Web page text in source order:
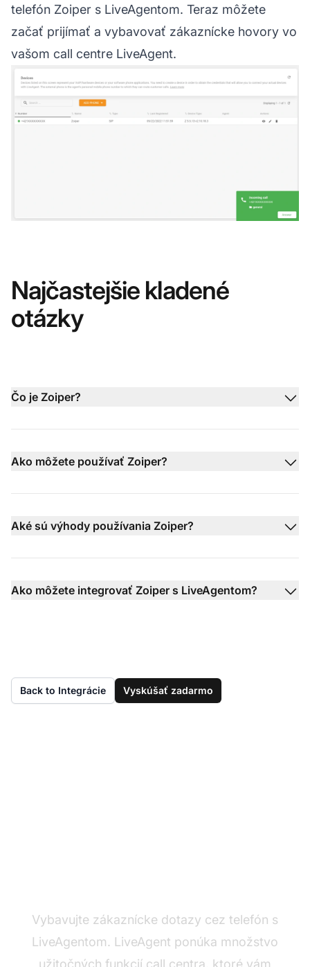
telefón Zoiper s LiveAgentom. Teraz môžete
začať prijímať a vybavovať zákaznícke hovory vo
vašom call centre LiveAgent.
Najčastejšie kladené
otázky
Čo je Zoiper?
Ako môžete používať Zoiper?
Aké sú výhody používania Zoiper?
Ako môžete integrovať Zoiper s LiveAgentom?
Back to Integrácie Vyskúšať zadarmo
Vybavujte zákaznícke dotazy cez telefón s
LiveAgentom. LiveAgent ponúka množstvo